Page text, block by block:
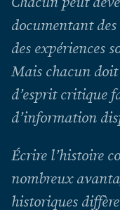
documentant
des expériences
Mais chacun
d’esprit critique
d’information
Écrire l’histoire
nombreux
historiques